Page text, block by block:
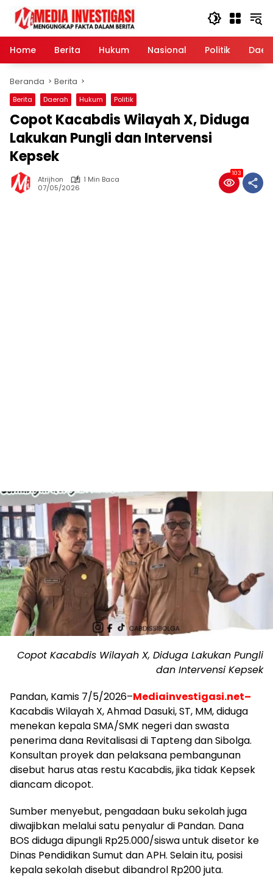
Langsung
konten
Home
Berita Hukum Nasional Politik
Beranda Berita
Berita Daerah Hukum Politik
Copot Kacabdis Wilayah X, Diduga
Lakukan Pungli dan Intervensi
Kepsek
Atrijhon
1 Min Baca
07/05/2026
103
Copot Kacabdis Wilayah X, Diduga Lakukan Pungli
dan Intervensi Kepsek
Pandan, Kamis 7/5/2026–Mediainvestigasi.net–
Kacabdis Wilayah X, Ahmad Dasuki, ST, MM, diduga
menekan kepala SMA/SMK negeri dan swasta
penerima dana Revitalisasi di Tapteng dan Sibolga.
Konsultan proyek dan pelaksana pembangunan
disebut harus atas restu Kacabdis, jika tidak Kepsek
diancam dicopot.
Sumber menyebut, pengadaan buku sekolah juga
diwajibkan melalui satu penyalur di Pandan. Dana
BOS diduga dipungli Rp25.000/siswa untuk disetor ke
Dinas Pendidikan Sumut dan APH. Selain itu, posisi
kepala sekolah disebut dibandrol Rp200 juta.